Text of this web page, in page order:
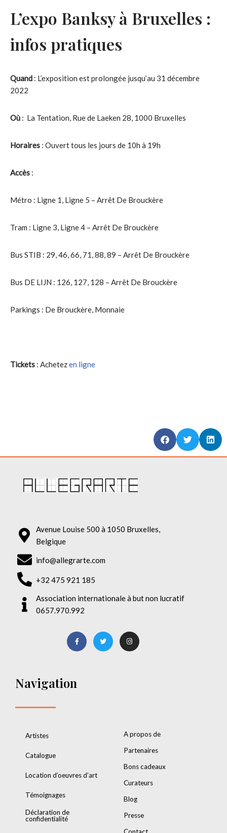
L’expo Banksy à Bruxelles :
infos pratiques
Quand : L’exposition est prolongée jusqu’au 31 décembre
2022
Où : La Tentation, Rue de Laeken 28, 1000 Bruxelles
Horaires : Ouvert tous les jours de 10h à 19h
Accès :
Métro : Ligne 1, Ligne 5 – Arrêt De Brouckère
Tram : Ligne 3, Ligne 4 – Arrêt De Brouckère
Bus STIB : 29, 46, 66, 71, 88, 89 – Arrêt De Brouckère
Bus DE LIJN : 126, 127, 128 – Arrêt De Brouckère
Parkings : De Brouckère, Monnaie
Tickets : Achetezen ligne
Avenue Louise 500 à 1050 Bruxelles,
Belgique
info@allegrarte.com
+32 475 921 185
Association internationale à but non lucratif
0657.970.992
Navigation
Artistes
Catalogue
Location d’oeuvres d’art
Témoignages
Déclaration de
confidentialité
A propos de
Partenaires
Bons cadeaux
Curateurs
Blog
Presse